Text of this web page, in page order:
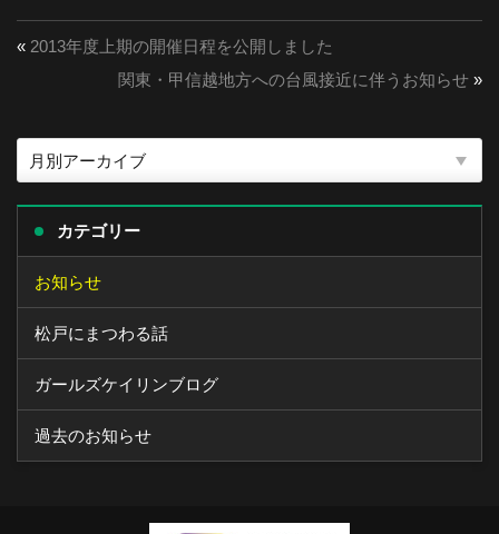
« 2013年度上期の開催日程を公開しました
関東・甲信越地方への台風接近に伴うお知らせ »
カテゴリー
お知らせ
松戸にまつわる話
ガールズケイリンブログ
過去のお知らせ